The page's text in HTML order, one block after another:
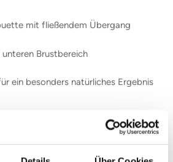
mit fließendem Übergang
Brustbereich
ein besonders natürliches Ergebnis
UND